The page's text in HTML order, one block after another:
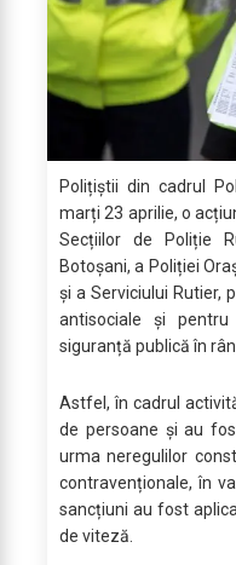
Polițiștii din cadrul
marți 23 aprilie, o
Secțiilor de Poliție
Botoșani, a Poliției
și a Serviciului Rutier,
antisociale și
siguranță publică în
Astfel, în cadrul
de persoane și au
urma neregulilor
contravenționale, în
sancțiuni au fost
de viteză.